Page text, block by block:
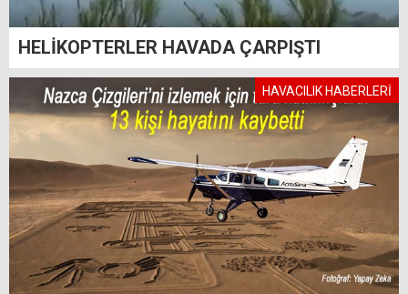
HELİKOPTERLER HAVADA ÇARPIŞTI
HAVACILIK HABERLERİ